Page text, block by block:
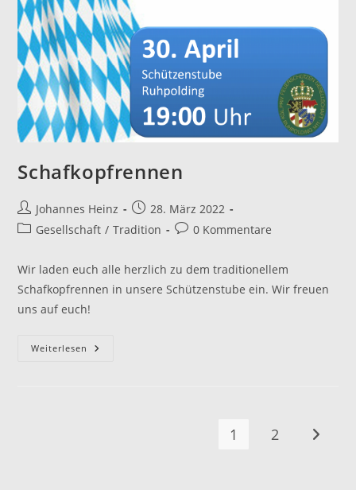
Schafkopfrennen
Beitrags-
Autor:
Johannes Heinz
Beitrag
veröffentlicht:
28. März 2022
Beitrags-
Gesellschaft / Tradition
Beitrags-
0 Kommentare
Wir laden euch alle herzlich zu dem traditionellem
Schafkopfrennen in unsere Schützenstube ein. Wir freuen
uns auf euch!
Weiterlesen Schafkopfrennen
1 2 Zur